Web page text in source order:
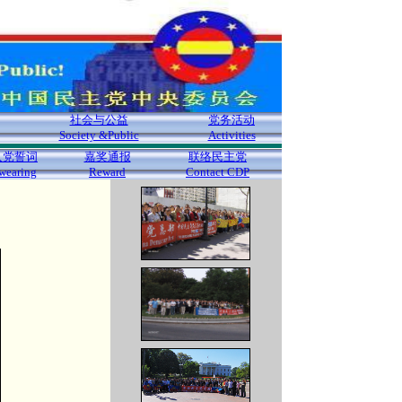
社会与公益
Society &Public
党务活动
Activities
党誓词
嘉奖通报
Reward
联络民主党
Contact CDP